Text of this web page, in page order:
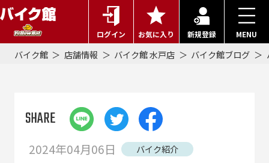
ログイン お気に入り 新規登録 MENU
バイク館 店舗情報 バイク館 水戸店 バイク館ブログ
SHARE
2024年04月06日 バイク紹介